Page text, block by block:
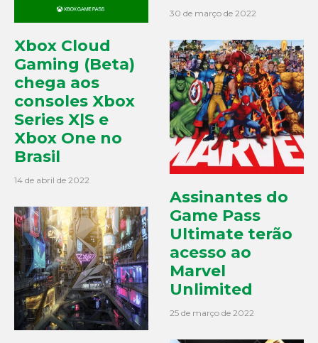
Xbox Cloud
Gaming (Beta)
chega aos
consoles Xbox
Series X|S e
Xbox One no
Brasil
14 de abril de 2022
30 de março de 2022
Assinantes do
Game Pass
Ultimate terão
acesso ao
Marvel
Unlimited
25 de março de 2022